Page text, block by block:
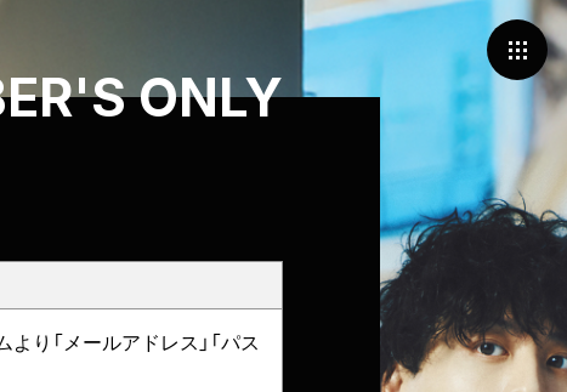
ONLY
り「メールアドレス」「パス